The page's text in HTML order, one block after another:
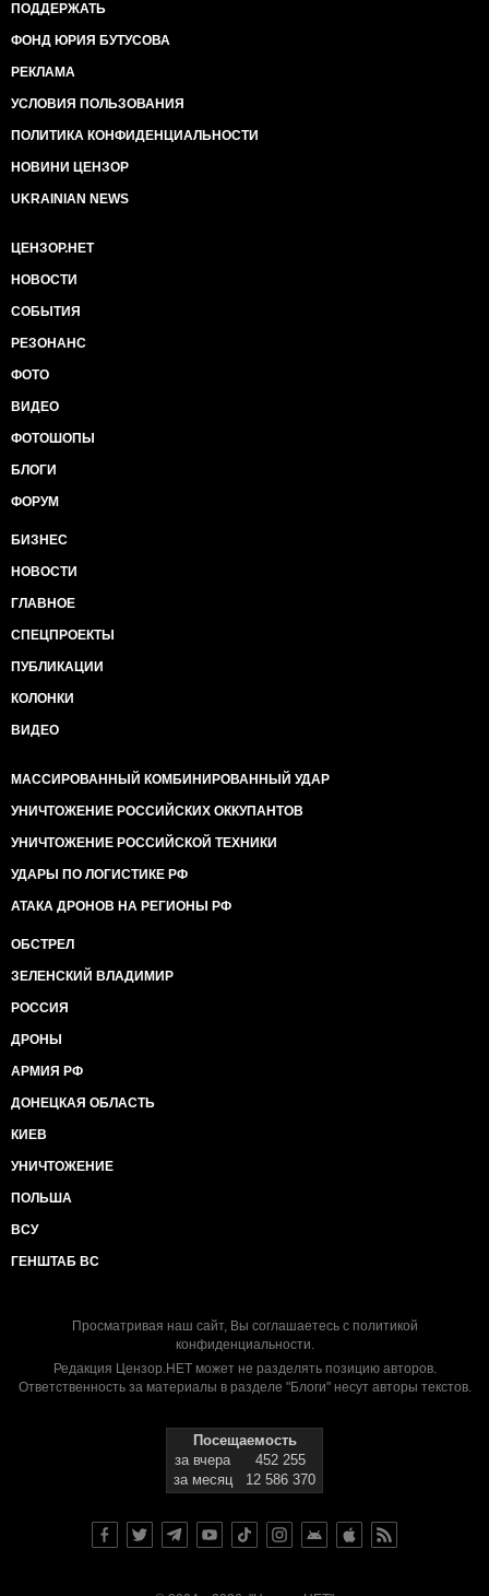
ПОДДЕРЖАТЬ
ФОНД ЮРИЯ БУТУСОВА
РЕКЛАМА
УСЛОВИЯ ПОЛЬЗОВАНИЯ
ПОЛИТИКА КОНФИДЕНЦИАЛЬНОСТИ
НОВИНИ ЦЕНЗОР
UKRAINIAN NEWS
ЦЕНЗОР.НЕТ
НОВОСТИ
СОБЫТИЯ
РЕЗОНАНС
ФОТО
ВИДЕО
ФОТОШОПЫ
БЛОГИ
ФОРУМ
БИЗНЕС
НОВОСТИ
ГЛАВНОЕ
СПЕЦПРОЕКТЫ
ПУБЛИКАЦИИ
КОЛОНКИ
ВИДЕО
МАССИРОВАННЫЙ КОМБИНИРОВАННЫЙ УДАР
УНИЧТОЖЕНИЕ РОССИЙСКИХ ОККУПАНТОВ
УНИЧТОЖЕНИЕ РОССИЙСКОЙ ТЕХНИКИ
УДАРЫ ПО ЛОГИСТИКЕ РФ
АТАКА ДРОНОВ НА РЕГИОНЫ РФ
ОБСТРЕЛ
ЗЕЛЕНСКИЙ ВЛАДИМИР
РОССИЯ
ДРОНЫ
АРМИЯ РФ
ДОНЕЦКАЯ ОБЛАСТЬ
КИЕВ
УНИЧТОЖЕНИЕ
ПОЛЬША
ВСУ
ГЕНШТАБ ВС
Просматривая наш сайт, Вы соглашаетесь с политикой
конфиденциальности.
Редакция Цензор.НЕТ может не разделять позицию авторов.
Ответственность за материалы в разделе "Блоги" несут авторы текстов.
Посещаемость
за вчера
452 255
за месяц
12 586 370